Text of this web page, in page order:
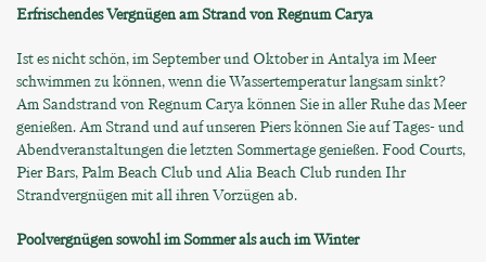
Erfrischendes Vergnügen am Strand von Regnum Carya
Ist es nicht schön, im September und Oktober in Antalya im Meer
schwimmen zu können, wenn die Wassertemperatur langsam sinkt?
Am Sandstrand von Regnum Carya können Sie in aller Ruhe das Meer
genießen. Am Strand und auf unseren Piers können Sie auf Tages- und
Abendveranstaltungen die letzten Sommertage genießen. Food Courts,
Pier Bars, Palm Beach Club und Alia Beach Club runden Ihr
Strandvergnügen mit all ihren Vorzügen ab.
Poolvergnügen sowohl im Sommer als auch im Winter